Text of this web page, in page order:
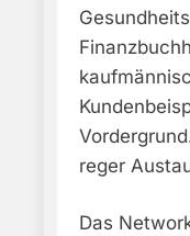
reger
Das